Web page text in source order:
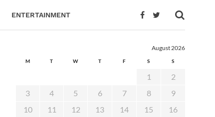
ENTERTAINMENT
August 2026
M T W T F S S
1
2
3
4 5 6 7 8
9
10
11 12 13 14 15
16